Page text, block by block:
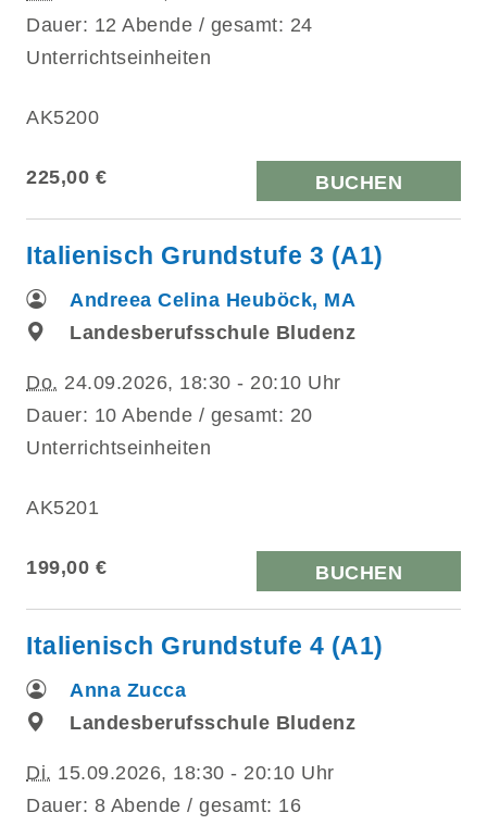
Dauer: 12 Abende / gesamt: 24
Unterrichtseinheiten
AK5200
225,00 € BUCHEN
Italienisch Grundstufe 3 (A1)
Andreea Celina Heuböck, MA
Landesberufsschule Bludenz
Do. 24.09.2026, 18:30 - 20:10 Uhr
Dauer: 10 Abende / gesamt: 20
Unterrichtseinheiten
AK5201
199,00 € BUCHEN
Italienisch Grundstufe 4 (A1)
Anna Zucca
Landesberufsschule Bludenz
Di. 15.09.2026, 18:30 - 20:10 Uhr
Dauer: 8 Abende / gesamt: 16